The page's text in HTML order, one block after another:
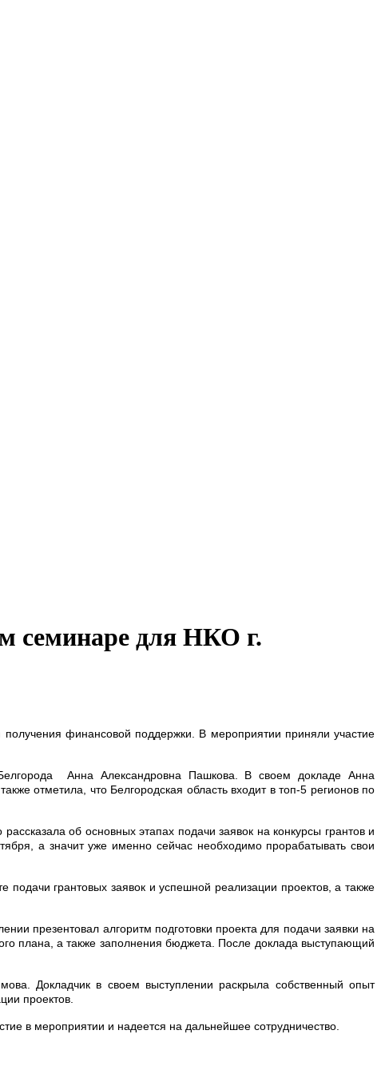
семинаре для НКО г.
финансовой поддержки. В мероприятии приняли участие
Анна Александровна Пашкова. В своем докладе Анна
отметила, что Белгородская область входит в топ-5 регионов по
об основных этапах подачи заявок на конкурсы грантов и
а значит уже именно сейчас необходимо прорабатывать свои
грантовых заявок и успешной реализации проектов, а также
презентовал алгоритм подготовки проекта для подачи заявки на
плана, а также заполнения бюджета. После доклада выступающий
Докладчик в своем выступлении раскрыла собственный опыт
проектов.
в мероприятии и надеется на дальнейшее сотрудничество.